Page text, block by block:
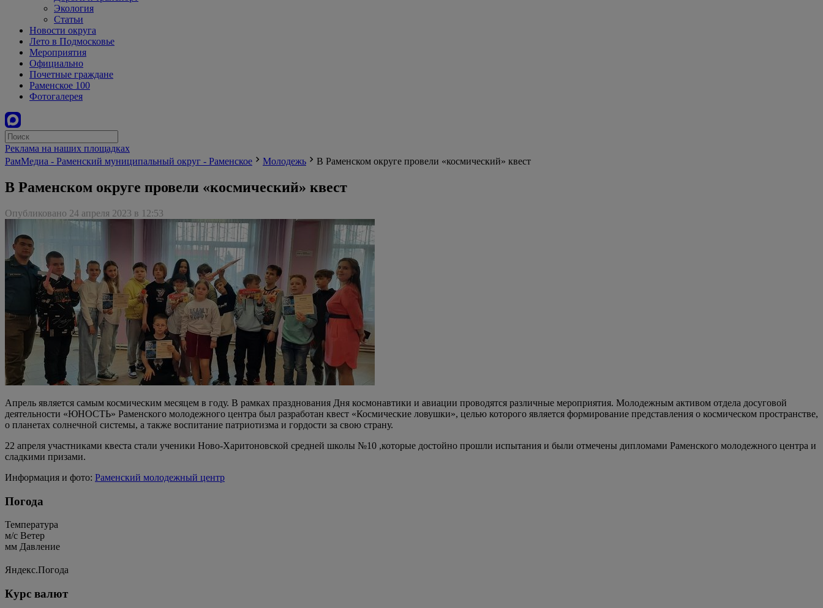
Экология
Статьи
Новости округа
Лето в Подмосковье
Мероприятия
Официально
Почетные граждане
Раменское 100
Фотогалерея
Реклама на наших площадках
РамМедиа - Раменский муниципальный округ - Раменское
Молодежь В Раменском округе провели «космический» квест
В Раменском округе провели «космический» квест
Опубликовано 24 апреля 2023 в 12:53
Апрель является самым космическим месяцем в году. В рамках празднования Дня космонавтики и авиации проводятся различные мероприятия. Молодежным активом отдела досуговой
деятельности «ЮНОСТЬ» Раменского молодежного центра был разработан квест «Космические ловушки», целью которого является формирование представления о космическом пространстве,
о планетах солнечной системы, а также воспитание патриотизма и гордости за свою страну.
22 апреля участниками квеста стали ученики Ново-Харитоновской средней школы №10 ,которые достойно прошли испытания и были отмечены дипломами Раменского молодежного центра и
сладкими призами.
Информация и фото: Раменский молодежный центр
Погода
Температура
м/c Ветер
мм Давление
Яндекс.Погода
Курс валют